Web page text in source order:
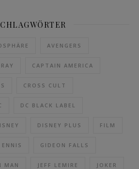
AVENGERS
CAPTAIN AMERICA
CROSS CULT
DC BLACK LABEL
DISNEY PLUS FILM
GIDEON FALLS
MAN JEFF LEMIRE JOKER